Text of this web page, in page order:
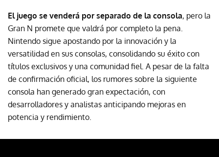
El juego se venderá por separado de la consola, pero la
Gran N promete que valdrá por completo la pena.
Nintendo sigue apostando por la innovación y la
versatilidad en sus consolas, consolidando su éxito con
títulos exclusivos y una comunidad fiel. A pesar de la falta
de confirmación oficial, los rumores sobre la siguiente
consola han generado gran expectación, con
desarrolladores y analistas anticipando mejoras en
potencia y rendimiento.